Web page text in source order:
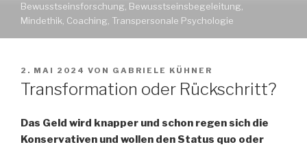
Bewusstseinsforschung, Bewusstseinsbegeleitung,
Mindethik, Coaching, Transpersonale Psychologie
VERÖFFENTLICHT
AM
2. MAI 2024 VON GABRIELE KÜHNER
Transformation oder Rückschritt?
Das Geld wird knapper und schon regen sich die
Konservativen und wollen den Status quo oder